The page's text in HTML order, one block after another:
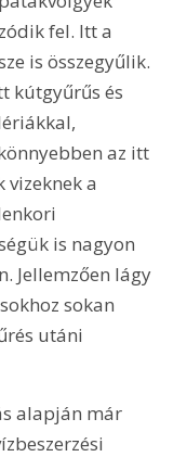
fel. Itt a
is összegyűlik.
kútgyűrűs és
az itt
vizeknek a
is nagyon
Jellemzően lágy
sokan
utáni
alapján már